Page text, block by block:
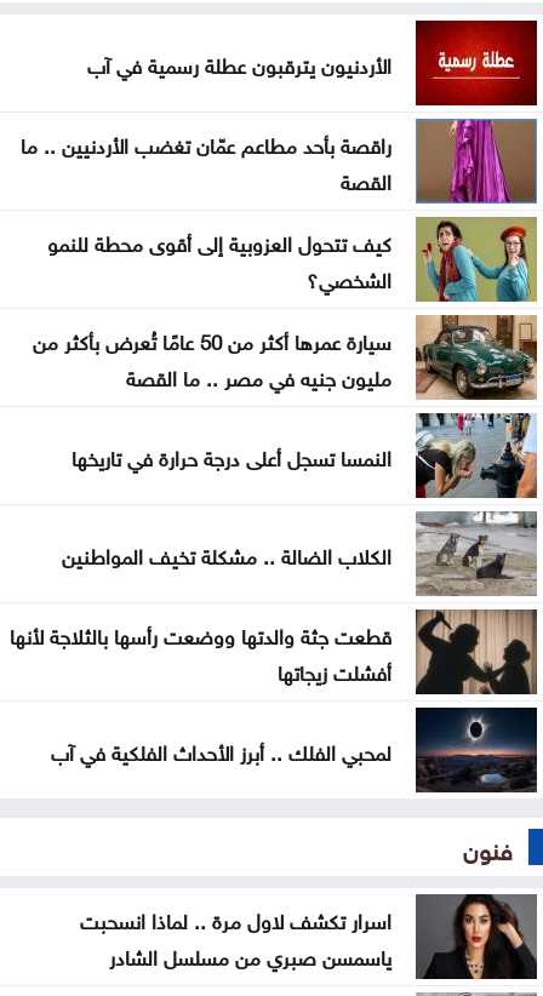
زراعة جرش تُقدم 1368 خدمة وتُوزع 260 ألف شتلة
الأردنيون يترقبون عطلة رسمية في آب
تنفيذ 23 مشروعاً لطرق محافظة المفرق
البرلمان العربي يدين استهداف المدنيين بالسعودية
واليمن
ارتفاع حصيلة الهجوم الذي نفذه تلميذ على مدرسة
بتايلند
70 ألفا يؤدون صلاة الجمعة بالأقصى
احتراق 3206 مركبات في الأردن خلال عامين
الأردنيون يترقبون عطلة رسمية في آب
راقصة بأحد مطاعم عمّان تغضب الأردنيين .. ما
القصة
كيف تتحول العزوبية إلى أقوى محطة للنمو
الشخصي؟
سيارة عمرها أكثر من 50 عامًا تُعرض بأكثر من
مليون جنيه في مصر .. ما القصة
النمسا تسجل أعلى درجة حرارة في تاريخها
الكلاب الضالة .. مشكلة تخيف المواطنين
قطعت جثة والدتها ووضعت رأسها بالثلاجة لأنها
أفشلت زيجاتها
لمحبي الفلك .. أبرز الأحداث الفلكية في آب
فنون
اسرار تكشف لاول مرة .. لماذا انسحبت
ياسمسن صبري من مسلسل الشادر